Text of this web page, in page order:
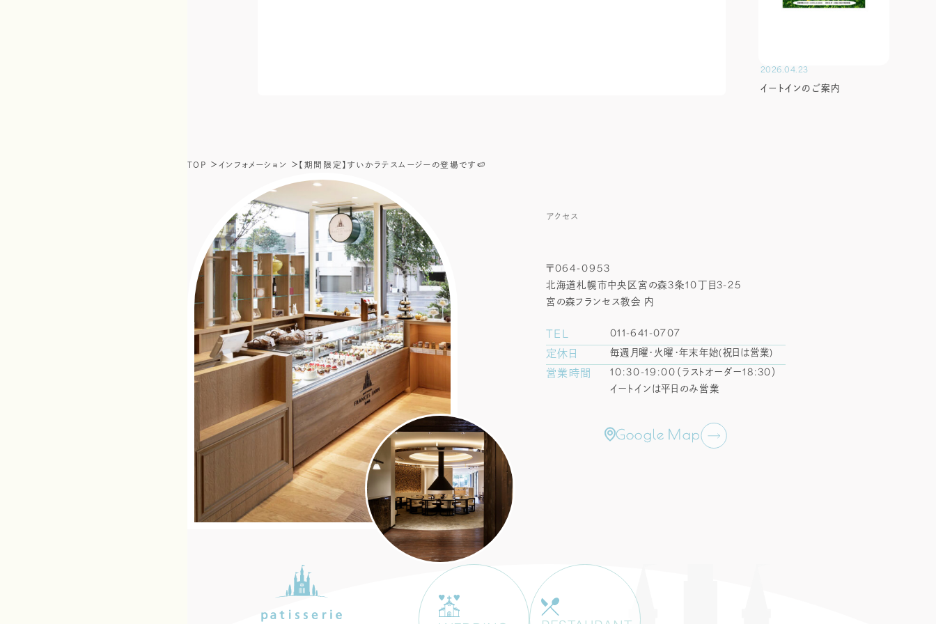
2026.04.23
イートインのご案内
TOP インフォメーション 【期間限定】すいかラテスムージーの登場です🍉
アクセス
〒064-0953
北海道札幌市中央区宮の森3条10丁目3-25
宮の森フランセス教会 内
TEL 011-641-0707
定休日 毎週月曜・火曜・年末年始(祝日は営業)
営業時間 10:30-19:00 （ラストオーダー18:30）
イートインは平日のみ営業
Google Map